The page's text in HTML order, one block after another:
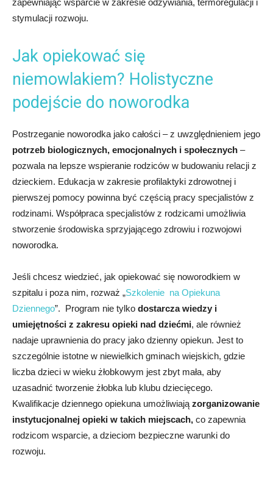
zapewniając wsparcie w zakresie odżywiania, termoregulacji i
stymulacji rozwoju.
Jak opiekować się
niemowlakiem? Holistyczne
podejście do noworodka
Postrzeganie noworodka jako całości – z uwzględnieniem jego
potrzeb biologicznych, emocjonalnych i społecznych –
pozwala na lepsze wspieranie rodziców w budowaniu relacji z
dzieckiem. Edukacja w zakresie profilaktyki zdrowotnej i
pierwszej pomocy powinna być częścią pracy specjalistów z
rodzinami. Współpraca specjalistów z rodzicami umożliwia
stworzenie środowiska sprzyjającego zdrowiu i rozwojowi
noworodka.
Jeśli chcesz wiedzieć, jak opiekować się noworodkiem w
szpitalu i poza nim, rozważ „Szkolenie na Opiekuna
Dziennego”. Program nie tylko dostarcza wiedzy i
umiejętności z zakresu opieki nad dziećmi, ale również
nadaje uprawnienia do pracy jako dzienny opiekun. Jest to
szczególnie istotne w niewielkich gminach wiejskich, gdzie
liczba dzieci w wieku żłobkowym jest zbyt mała, aby
uzasadnić tworzenie żłobka lub klubu dziecięcego.
Kwalifikacje dziennego opiekuna umożliwiają zorganizowanie
instytucjonalnej opieki w takich miejscach, co zapewnia
rodzicom wsparcie, a dzieciom bezpieczne warunki do
rozwoju.